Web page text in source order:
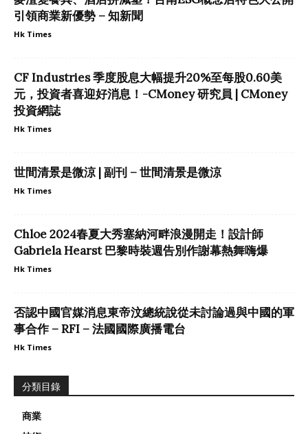
引領商業新優勢 – 知新聞
Hk Times
CF Industries 季度股息大幅提升20%至每股0.60美
元，投資者喜迎好消息！-CMoney 研究員 | CMoney
投資網誌
Hk Times
世間清景是微涼 | 副刊 – 世間清景是微涼
Hk Times
Chloe 2024春夏大秀塞納河畔浪漫開走！設計師
Gabriela Hearst 巴黎時裝週告別作謝幕熱舞嗨爆
Hk Times
否認中國官媒消息東帝汶總統說從未討論過與中國的軍
事合作 – RFI – 法國國際廣播電台
Hk Times
分類目錄
商業